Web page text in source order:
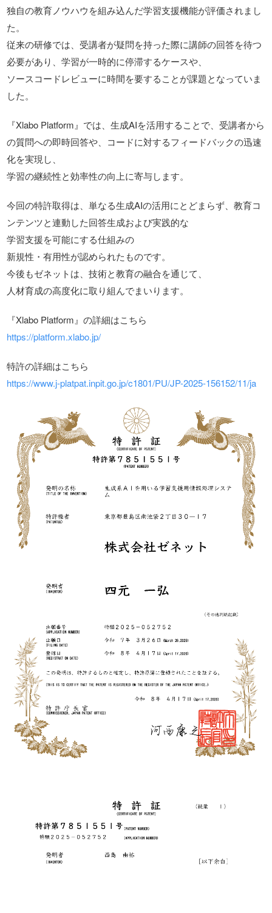
独自の教育ノウハウを組み込んだ学習支援機能が評価されまし
た。
従来の研修では、受講者が疑問を持った際に講師の回答を待つ
必要があり、学習が一時的に停滞するケースや、
ソースコードレビューに時間を要することが課題となっていま
した。
『Xlabo Platform』では、生成AIを活用することで、受講者から
の質問への即時回答や、コードに対するフィードバックの迅速
化を実現し、
学習の継続性と効率性の向上に寄与します。
今回の特許取得は、単なる生成AIの活用にとどまらず、教育コ
ンテンツと連動した回答生成および実践的な
学習支援を可能にする仕組みの
新規性・有用性が認められたものです。
今後もゼネットは、技術と教育の融合を通じて、
人材育成の高度化に取り組んでまいります。
『Xlabo Platform』の詳細はこちら
https://platform.xlabo.jp/
特許の詳細はこちら
https://www.j-platpat.inpit.go.jp/c1801/PU/JP-2025-156152/11/ja